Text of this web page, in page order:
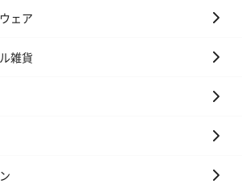
ェア
雑貨